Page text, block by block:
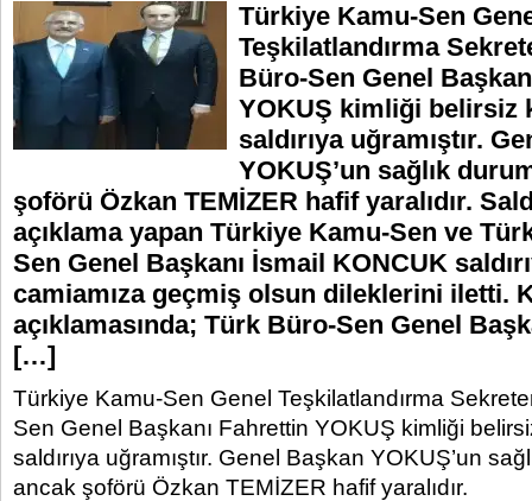
Türkiye Kamu-Sen
Teşkilatlandırma
Büro-Sen Genel
YOKUŞ kimliği belirsiz
saldırıya uğramıştır.
YOKUŞ’un sağlık
şoförü Özkan TEMİZER hafif yaralıdır.
açıklama yapan Türkiye Kamu-Sen ve
Sen Genel Başkanı İsmail KONCUK
camiamıza geçmiş olsun dileklerini iletti.
açıklamasında; Türk Büro-Sen Genel
[…]
Türkiye Kamu-Sen Genel Teşkilatlandırma
Sen Genel Başkanı Fahrettin YOKUŞ kimliği
saldırıya uğramıştır. Genel Başkan YOKUŞ’un
ancak şoförü Özkan TEMİZER hafif yaralıdır.